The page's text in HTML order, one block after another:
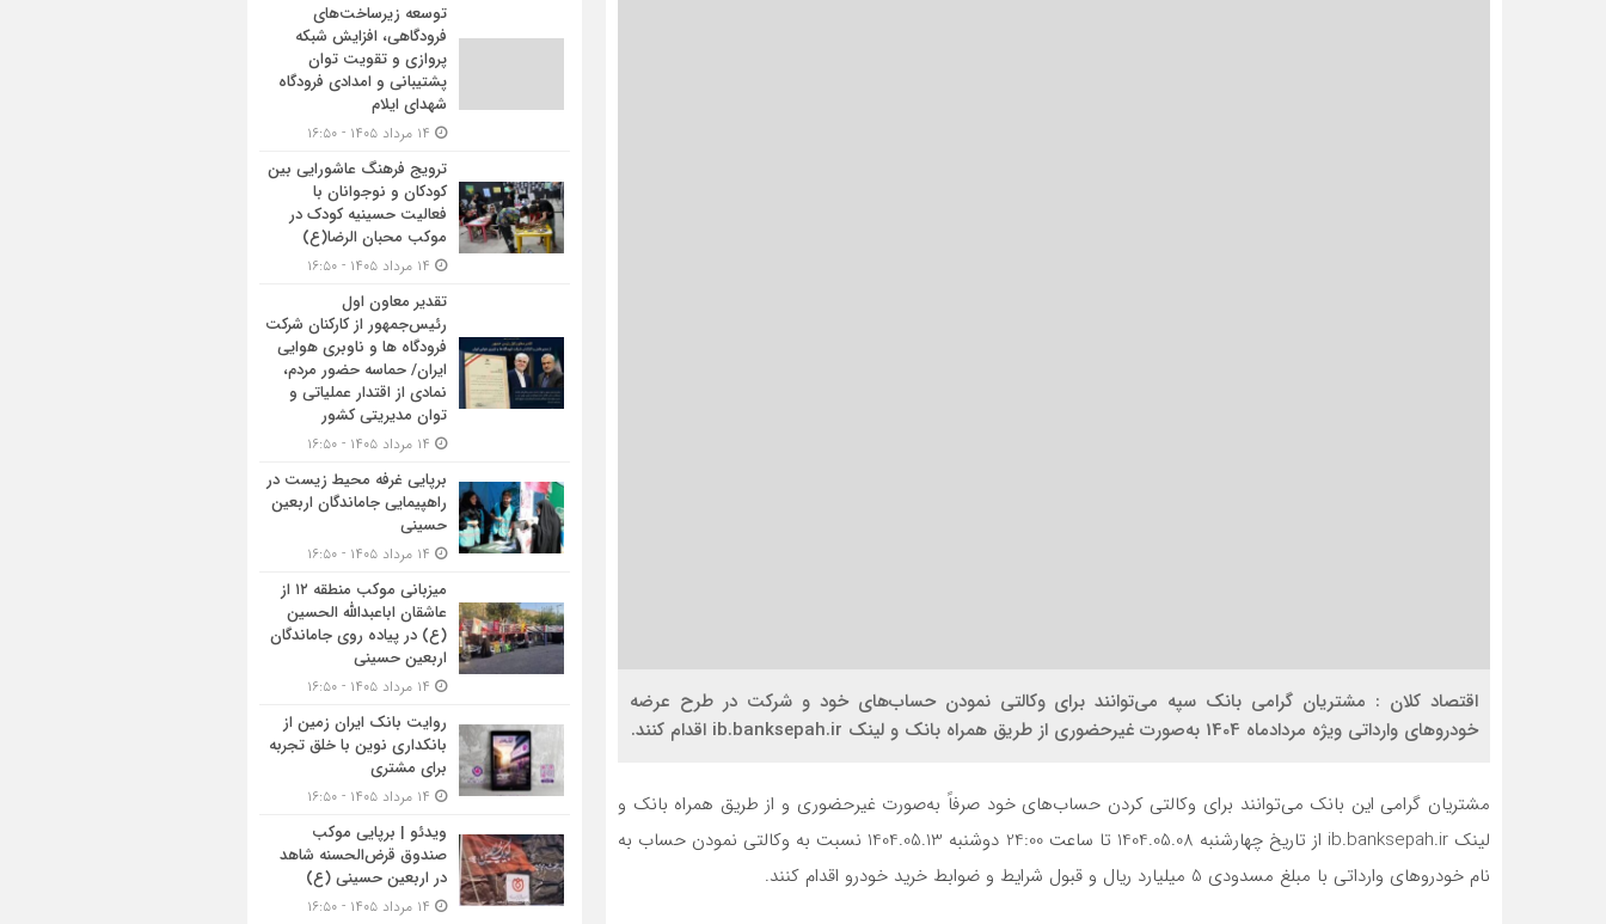
اقتصاد کلان : مشتریان گرامی بانک سپه می‌توانند برای وکالتی نمودن حساب‌های خود و شرکت در طرح عرضه
خودروهای وارداتی ویژه مردادماه 1404 به‌صورت غیرحضوری از طریق همراه بانک و لینک ib.banksepah.ir اقدام کنند.
مشتریان گرامی این بانک می‌توانند برای وکالتی کردن حساب‌های خود صرفاً به‌صورت غیر‌حضوری و از طریق همراه بانک و
لینک ib.banksepah.ir از تاریخ چهارشنبه 1404.05.08 تا ساعت 24:00 دوشنبه 1404.05.13 نسبت به وکالتی نمودن حساب به
نام خودروهای وارداتی با مبلغ مسدودی 5 میلیارد ریال و قبول شرایط و ضوابط خرید خودرو اقدام کنند.
توسعه زیرساخت‌های
فرودگاهی، افزایش شبکه
پروازی و تقویت توان
پشتیبانی و امدادی فرودگاه
شهدای ایلام
ترویج فرهنگ عاشورایی بین
کودکان و نوجوانان با
فعالیت حسینیه کودک در
موکب محبان الرضا(ع)
تقدیر معاون اول
رئیس‌جمهور از کارکنان شرکت
فرودگاه ها و ناوبری هوایی
ایران/ حماسه حضور مردم،
نمادی از اقتدار عملیاتی و
توان مدیریتی کشور
برپایی غرفه محیط زیست در
راهپیمایی جاماندگان اربعین
حسینی
میزبانی موکب منطقه ۱۲ از
عاشقان اباعبدالله الحسین
(ع) در پیاده روی جاماندگان
اربعین حسینی
روایت بانک ایران زمین از
بانکداری نوین با خلق تجربه
برای مشتری
ویدئو | برپایی موکب
صندوق قرض‌الحسنه شاهد
در اربعین حسینی (ع)